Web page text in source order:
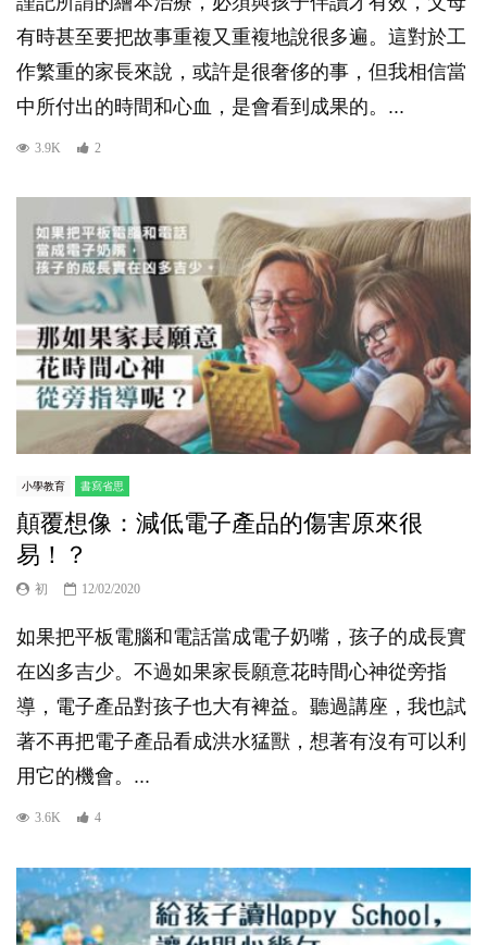
有時甚至要把故事重複又重複地說很多遍。這對於工
作繁重的家長來說，或許是很奢侈的事，但我相信當
中所付出的時間和心血，是會看到成果的。...
3.9K 2
小學教育 書寫省思
顛覆想像：減低電子產品的傷害原來很
易！？
初 12/02/2020
如果把平板電腦和電話當成電子奶嘴，孩子的成長實
在凶多吉少。不過如果家長願意花時間心神從旁指
導，電子產品對孩子也大有裨益。聽過講座，我也試
著不再把電子產品看成洪水猛獸，想著有沒有可以利
用它的機會。...
3.6K 4